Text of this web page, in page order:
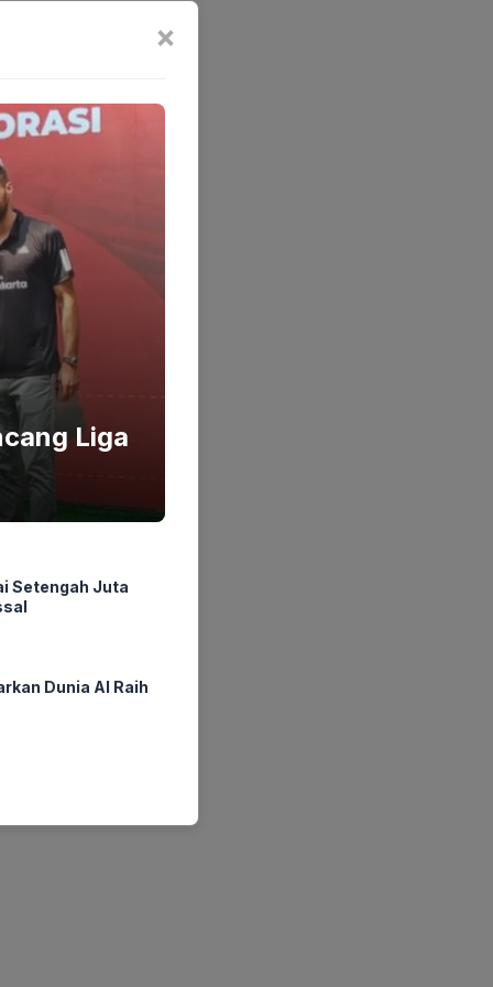
×
Liga
Setengah Juta
Dunia AI Raih